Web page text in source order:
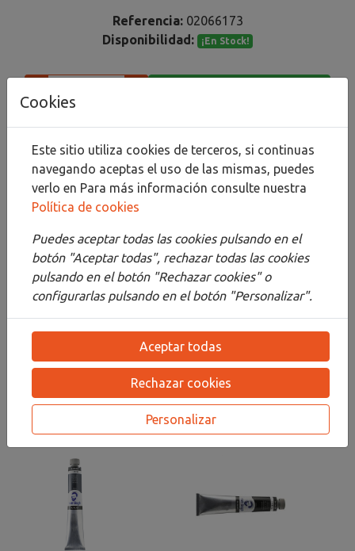
Referencia: 02066173
Disponibilidad:
¡En Stock!
Compartir
Descripción
Detalles
Adjuntos
Opiniones
¡Este producto no tiene descripción!
PRODUCTOSRELACIONADOS
Cookies
Este sitio utiliza cookies de terceros, si continuas
navegando aceptas el uso de las mismas, puedes
verlo en Para más información consulte nuestra
Política de cookies
Puedes aceptar todas las cookies pulsando en el
botón "Aceptar todas", rechazar todas las cookies
pulsando en el botón "Rechazar cookies" o
configurarlas pulsando en el botón "Personalizar".
Aceptar todas
Rechazar cookies
Personalizar